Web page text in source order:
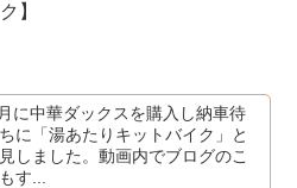
】
に中華ダックスを購入し納車待
に「湯あたりキットバイク」と
しました。動画内でブログのこ
す...